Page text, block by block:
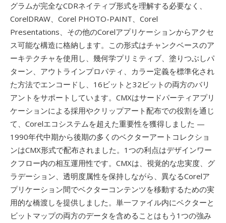
グラムが完全なCDRネイティブ形式を理解する必要なく、
CorelDRAW、Corel PHOTO-PAINT、Corel
Presentations、その他のCorelアプリケーションからアクセ
ス可能な構造に格納します。この形式はチャンクベースのア
ーキテクチャを使用し、幾何学プリミティブ、塗りつぶしパ
ターン、アウトラインプロパティ、カラー定義を標準化され
た方法でエンコードし、16ビットと32ビットの両方のバリ
アントをサポートしています。CMXはサードパーティアプリ
ケーションによる採用やクリップアート配布での役割を通じ
て、Corelエコシステムを超えた重要性を獲得しました —
1990年代中期から後期の多くのベクターアートコレクショ
ンはCMX形式で配布されました。1つの利点はデザインワー
クフロー内の相互運用性です。CMXは、視覚的な忠実度、グ
ラデーション、透明度属性を保持しながら、異なるCorelア
プリケーション間でベクターコンテンツを移動するための実
用的な橋渡しを提供しました。単一ファイル内にベクターと
ビットマップの両方のデータを含めることはもう1つの強み